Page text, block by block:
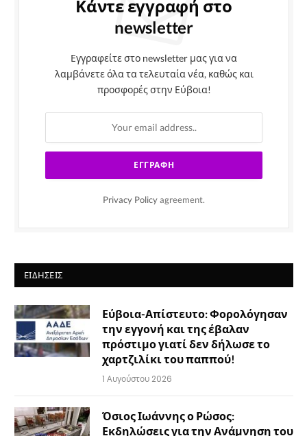
Κάντε εγγραφή στο
newsletter
Εγγραφείτε στο newsletter μας για να
λαμβάνετε όλα τα τελευταία νέα, καθώς και
προσφορές στην Εύβοια!
Privacy Policy agreement.
ΕΙΔΉΣΕΙΣ
Εύβοια-Απίστευτο: Φορολόγησαν
την εγγονή και της έβαλαν
πρόστιμο γιατί δεν δήλωσε το
χαρτζιλίκι του παππού!
1 Αυγούστου 2026
Όσιος Ιωάννης ο Ρώσος:
Εκδηλώσεις για την Ανάμνηση του